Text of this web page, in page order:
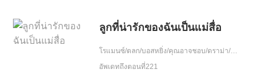
ลูกที่น่ารักของฉันเป็นแม่สื่อ
โรแมนซ์/ตลก/บอสหยิ่ง/คุณอาจชอบ/ดราม่า/ฮอต/รักหวานฉ่ำ/หนีพร้อมลูก/รักคืนเดียว/น่ารัก/ขี้งอแง/เอาแต่ใจ
อัพเดทถึงตอนที่221